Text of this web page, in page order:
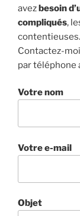
avezbesoin
compliqués,
contentieuses.
Contactez-
par téléphone
Votre nom
Votre e-mail
Objet